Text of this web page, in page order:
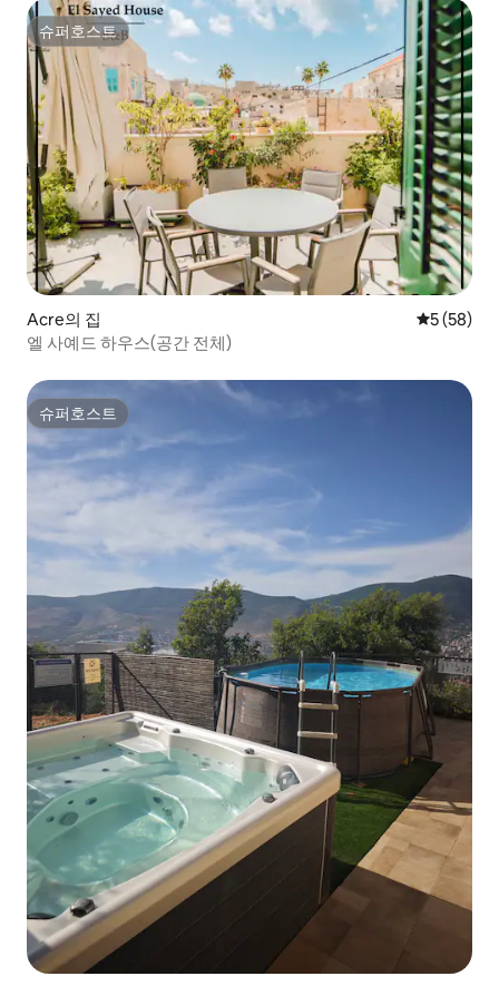
슈퍼호스트
슈퍼호스트
Acre의 집 평점 5점(5
5 (58)
엘 사예드 하우스(공간 전체)
슈퍼호스트
슈퍼호스트